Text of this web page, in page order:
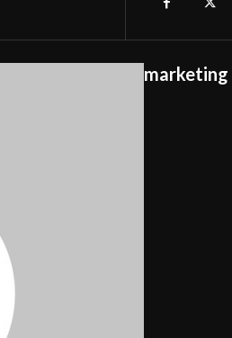
marketing